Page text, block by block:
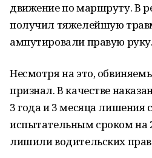
движение по маршруту. В
получил тяжелейшую
ампутировали правую руку.
Несмотря на это,
признал. В качестве
3 года и 3 месяца лишения
испытательным сроком на
лишили водительских прав